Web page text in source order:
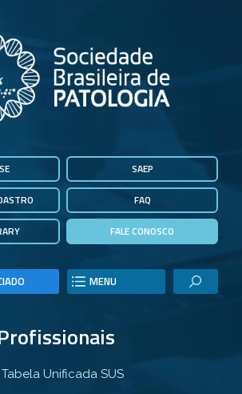
SAEP
FAQ
FALE CONOSCO
MENU
Tabela Unificada SUS